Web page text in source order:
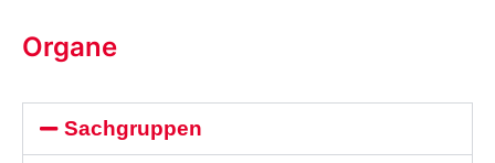
Organe
Sachgruppen